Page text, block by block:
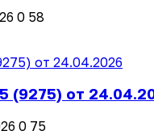
0 58
(9275) от
0 75